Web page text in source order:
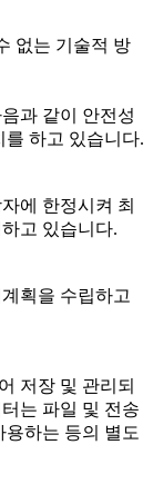
없는 기술적 방
과 같이 안전성
하고 있습니다.
에 한정시켜 최
고 있습니다.
획을 수립하고
저장 및 관리되
는 파일 및 전송
하는 등의 별도